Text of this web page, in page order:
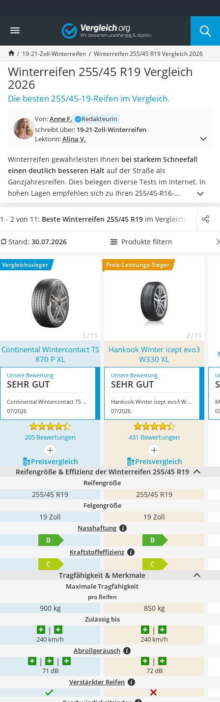
Die beliebtesten Vergleiche nach Kategorie
Auto & Motor
Fahrradträger-Anhängerkupplung (4 Fahrräder)
Fahrradträger
Fahrradträger (Anhängerkupplung)
Fahrradträger 3 Fahrräder
Benzinkanister (20 l)
Dashcam
Benzinkanister
Marderschreck
AGM-Batterie Wohnmobil
Thule-Fahrradträger
FM-Transmitter
Sommerreifen 205/55 R16
Autobatterie-Ladegerät
Alkoholtester
Diesel-Additiv
Wagenheber
Service
Vergleich
19-21-Zoll-Winterreifen Winterreifen 255/45 R19 Vergleich 2026
Winterreifen 255/45 R19 Vergleich
2026
Die besten 255/45-19-Reifen im Vergleich.
Von:Anne F.
Redakteurin
schreibt über: 19-21-Zoll-Winterreifen
Lektorin:Alina V.
Winterreifen gewährleisten Ihnen bei starkem Schneefall
einen deutlich besseren Halt auf der Straße als
Ganzjahresreifen. Dies belegen diverse Tests im Internet. In
hohen Lagen empfehlen sich zu Ihren 255/45-R16-
Winterreifen zusätzlicheSchneeketten, damit Sie auch auf
glatten Strecken problemlos fahren können. Wählen Sie jetzt
mit einer hohen maximal zulässigen Geschwindigkeit
Autobahn unterwegs sind. Überzeugt hat uns hier im Juli
2026 besonders das Modell
Continental Wintercontact TS 870
mit seinen Eigenschaften.
1 - 2 von 11: Beste Winterreifen 255/45 R19 im Vergleich
Stand: 30.07.2026 Produkte filtern
Vergleichssieger
1 / 11
Preis-Leistungs-Sieger
2 / 11
Continental Wintercontact TS
870 P XL
Hankook Winter icept evo3
W330 XL
Unsere Bewertung
SEHR GUT
Continental Wintercontact TS 870 P XL
07/2026
Unsere Bewertung
SEHR GUT
Hankook Winter icept evo3 W330 XL
07/2026
205 Bewertungen 431 Bewertungen
mehr anzeigen
mehr anzeigen
Preis­vergleich
Preis­vergleich
Reifengröße & Effizienz der Winterreifen 255/45 R19
Reifengröße
255/45 R19 255/45 R19
Felgengröße
19 Zoll 19 Zoll
Nasshaftung
B B
Kraftstoffeffizienz
C
C
Tragfähigkeit & Merkmale
Maximale Tragfähigkeit
pro Reifen
900 kg 850 kg
Zulässig bis
240 km/h 240 km/h
Abrollgeräusch
71 dB 72 dB
Verstärkter Reifen